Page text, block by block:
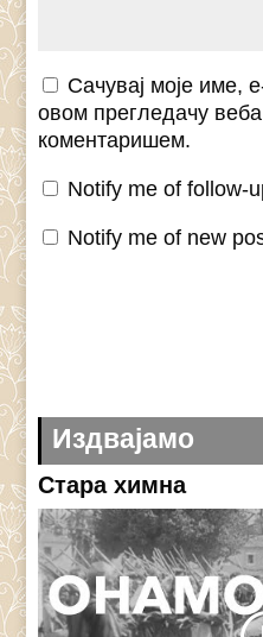
Сачувај моје име,
овом прегледачу
коментаришем.
Notify me of follow-
Notify me of new
Издвајамо
Стара химна